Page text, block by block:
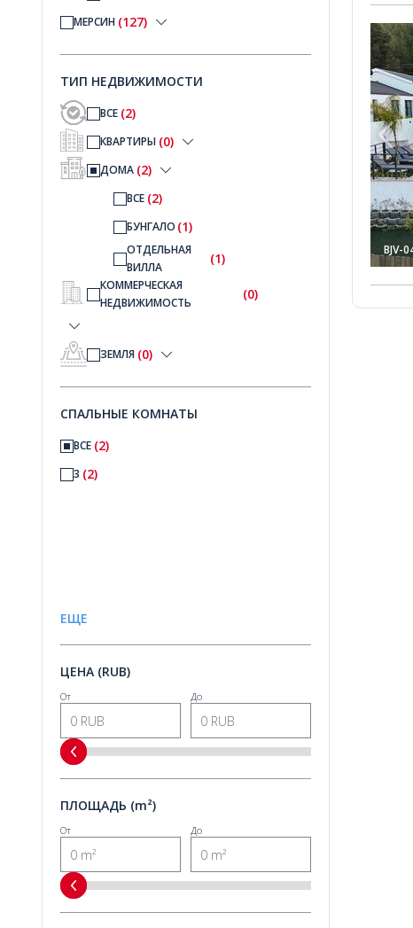
МЕРСИН (127)
ТИП НЕДВИЖИМОСТИ
ВСЕ (2)
КВАРТИРЫ (0)
ДОМА (2)
ВСЕ (2)
БУНГАЛО (1)
ОТДЕЛЬНАЯ
ВИЛЛА
(1)
КОММЕРЧЕСКАЯ
НЕДВИЖИМОСТЬ
(0)
ЗЕМЛЯ (0)
СПАЛЬНЫЕ КОМНАТЫ
ВСЕ (2)
3 (2)
ЕЩЕ
ЦЕНА (RUB)
От До
ПЛОЩАДЬ (m²)
От До
в Мугла Сейдикемер 1Отдельные Дома с 3 Спальнями и Бассейном в Мугла
BJV-